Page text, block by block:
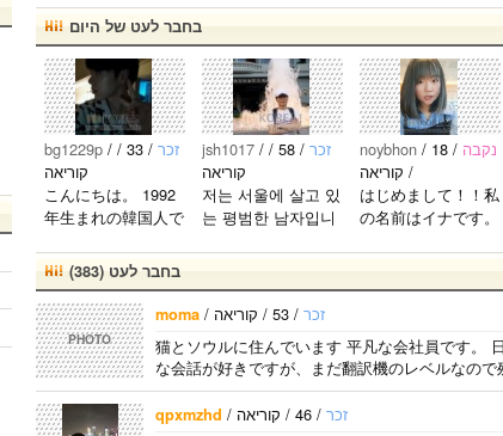
好きです
本人でも
誰でもお
友達にな
りましょ
う(*^^*)◎
ssageし
てね〜:
בחבר לעט של היום
bg1229p / זכר
/ 33 /
קוריאה
こんにちは。 1992
年生まれの韓国人で
島です。 日本のこ
とは高校生の時から
興味を持ちました。
日本の好きなところ
は文化や食べ物で
す。 特に街の雰囲
気が..
jsh1017 / זכר
/ 58 /
קוריאה
저는 서울에 살고 있
는 평범한 남자입니
지고 싶어요 일본에
가면 좋은 곳 소개
시켜주면 감사하겠
습니다 반대로 한국
에 오시면 가이드 해
드릴..
noybhon / נקבה
/ 18
/ קוריאה
はじめまして！！私
の名前はイナです。
日本人の友達を作り
בחבר לעט (383)
PHOTO
moma / זכר / 53 / קוריאה
猫とソウルに住んでいます 平凡な会社員です。
な会話が好きですが、まだ翻訳機のレベルなの
qpxmzhd / זכר / 46 / קוריאה